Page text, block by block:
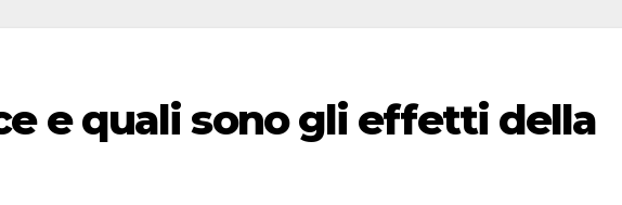
e quali sono gli effetti della